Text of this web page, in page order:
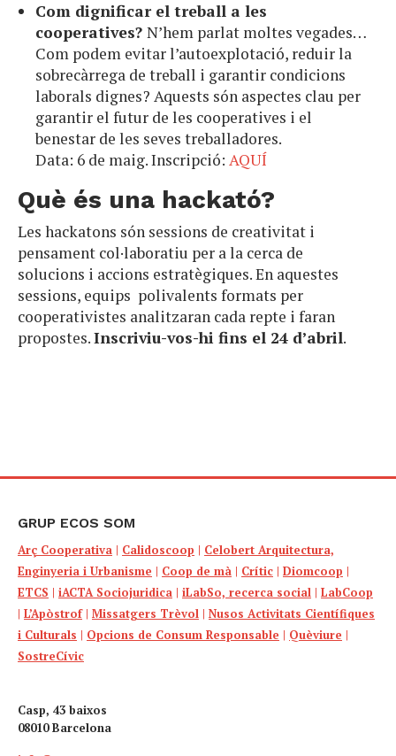
Com dignificar el treball a les
cooperatives? N’hem parlat moltes vegades…
Com podem evitar l’autoexplotació, reduir la
sobrecàrrega de treball i garantir condicions
laborals dignes? Aquests són aspectes clau per
garantir el futur de les cooperatives i el
benestar de les seves treballadores.
Data: 6 de maig. Inscripció: AQUÍ
Què és una hackató?
Les hackatons són sessions de creativitat i
pensament col·laboratiu per a la cerca de
solucions i accions estratègiques. En aquestes
sessions, equips polivalents formats per
cooperativistes analitzaran cada repte i faran
propostes.Inscriviu-vos-hi fins el 24 d’abril.
GRUP ECOS SOM
Arç Cooperativa | Calidoscoop | Celobert Arquitectura,
Enginyeria i Urbanisme | Coop de mà | Crític | Diomcoop |
ETCS | iACTA Sociojuridica | iLabSo, recerca social | LabCoop
| L’Apòstrof| Missatgers Trèvol | Nusos Activitats Científiques
i Culturals | Opcions de Consum Responsable | Quèviure |
SostreCívic
Casp, 43 baixos
08010 Barcelona